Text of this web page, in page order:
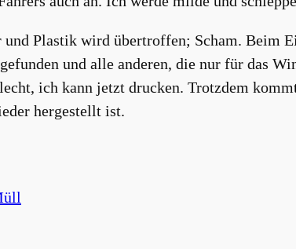
Plastik wird übertroffen; Scham. Beim
und alle anderen, die nur für das
ich kann jetzt drucken. Trotzdem
hergestellt ist.